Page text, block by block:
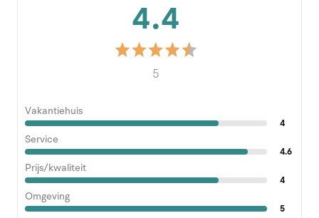
4.4
5
Vakantiehuis
4
Service
4.6
Prijs/kwaliteit
4
Omgeving
5